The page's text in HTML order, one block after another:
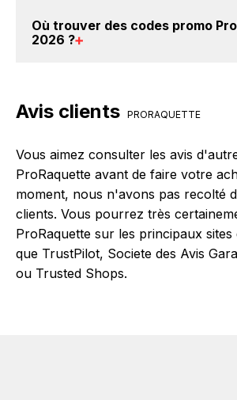
apparaître le cashback dans votre
compte gratuitement pour cumuler
Où trouver des codes promo
2026 ?
ProRaquette sont disponibles sur
dans le paragraphe codes promo
Avis clients PRORAQUETTE
Vous aimez consulter les avis
ProRaquette avant de faire votre
moment, nous n'avons pas recolté
clients. Vous pourrez très
ProRaquette sur les principaux sites
que TrustPilot, Societe des Avis
ou Trusted Shops.